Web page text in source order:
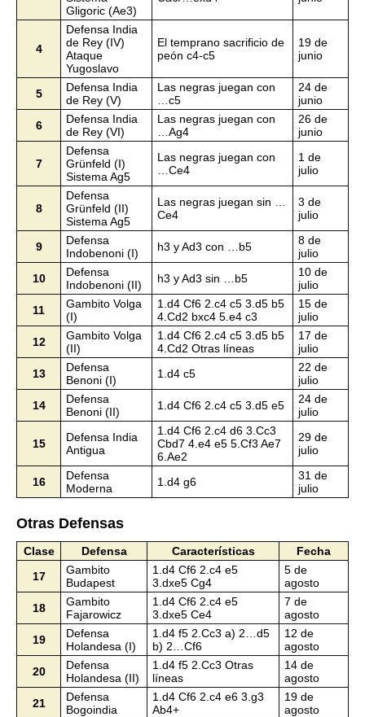
Gligoric (Ae3)
4
Defensa India
de Rey (IV)
Ataque
Yugoslavo
El temprano sacrificio de
peón c4-c5
19 de
junio
5
Defensa India
de Rey (V)
Las negras juegan con
…c5
24 de
junio
6
Defensa India
de Rey (VI)
Las negras juegan con
…Ag4
26 de
junio
7
Defensa
Grünfeld (I)
Sistema Ag5
Las negras juegan con
…Ce4
1 de
julio
8
Defensa
Grünfeld (II)
Sistema Ag5
Las negras juegan sin …
Ce4
3 de
julio
9
Defensa
Indobenoni (I)
h3 y Ad3 con …b5
8 de
julio
10
Defensa
Indobenoni (II)
h3 y Ad3 sin …b5
10 de
julio
11
Gambito Volga
(I)
1.d4 Cf6 2.c4 c5 3.d5 b5
4.Cd2 bxc4 5.e4 c3
15 de
julio
12
Gambito Volga
(II)
1.d4 Cf6 2.c4 c5 3.d5 b5
4.Cd2 Otras líneas
17 de
julio
13
Defensa
Benoni (I)
1.d4 c5
22 de
julio
14
Defensa
Benoni (II)
1.d4 Cf6 2.c4 c5 3.d5 e5
24 de
julio
15
Defensa India
Antigua
1.d4 Cf6 2.c4 d6 3.Cc3
Cbd7 4.e4 e5 5.Cf3 Ae7
6.Ae2
29 de
julio
16
Defensa
Moderna
1.d4 g6
31 de
julio
Otras Defensas
Clase Defensa Características
Fecha
17
Gambito
Budapest
1.d4 Cf6 2.c4 e5
3.dxe5 Cg4
5 de
agosto
18
Gambito
Fajarowicz
1.d4 Cf6 2.c4 e5
3.dxe5 Ce4
7 de
agosto
19
Defensa
Holandesa (I)
1.d4 f5 2.Cc3 a) 2…d5
b) 2…Cf6
12 de
agosto
20
Defensa
Holandesa (II)
1.d4 f5 2.Cc3 Otras
líneas
14 de
agosto
21
Defensa
Bogoindia
1.d4 Cf6 2.c4 e6 3.g3
Ab4+
19 de
agosto